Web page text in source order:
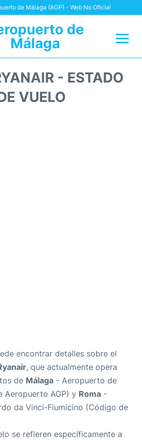
de Málaga (AGP) - Web No Oficial
de
Málaga
- ESTADO
VUELO
encontrar detalles sobre el
, que actualmente opera
de Málaga - Aeropuerto de
Aeropuerto AGP) y Roma -
da Vinci-Fiumicino (Código de
se refieren específicamente a